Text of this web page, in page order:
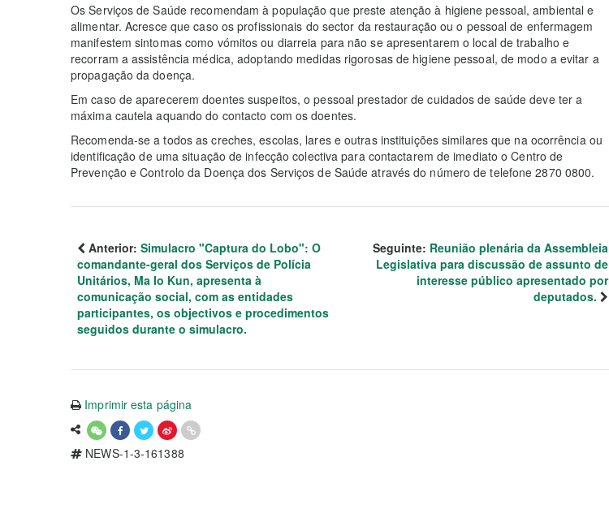
Os Serviços de Saúde recomendam à população que preste atenção à higiene pessoal, ambiental e
alimentar. Acresce que caso os profissionais do sector da restauração ou o pessoal de enfermagem
manifestem sintomas como vómitos ou diarreia para não se apresentarem o local de trabalho e
recorram a assistência médica, adoptando medidas rigorosas de higiene pessoal, de modo a evitar a
propagação da doença.
Em caso de aparecerem doentes suspeitos, o pessoal prestador de cuidados de saúde deve ter a
máxima cautela aquando do contacto com os doentes.
Recomenda-se a todos as creches, escolas, lares e outras instituições similares que na ocorrência ou
identificação de uma situação de infecção colectiva para contactarem de imediato o Centro de
Prevenção e Controlo da Doença dos Serviços de Saúde através do número de telefone 2870 0800.
Anterior: Simulacro "Captura do Lobo": O
comandante-geral dos Serviços de Polícia
Unitários, Ma Io Kun, apresenta à
comunicação social, com as entidades
participantes, os objectivos e procedimentos
seguidos durante o simulacro.
Seguinte: Reunião plenária da Assembleia
Legislativa para discussão de assunto de
interesse público apresentado por
deputados.
Imprimir esta página
NEWS-1-3-161388